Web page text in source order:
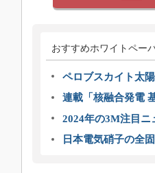
おすすめホワイトペー
ペロブスカイト太
連載「核融合発電
2024年の3M注目
日本電気硝子の全